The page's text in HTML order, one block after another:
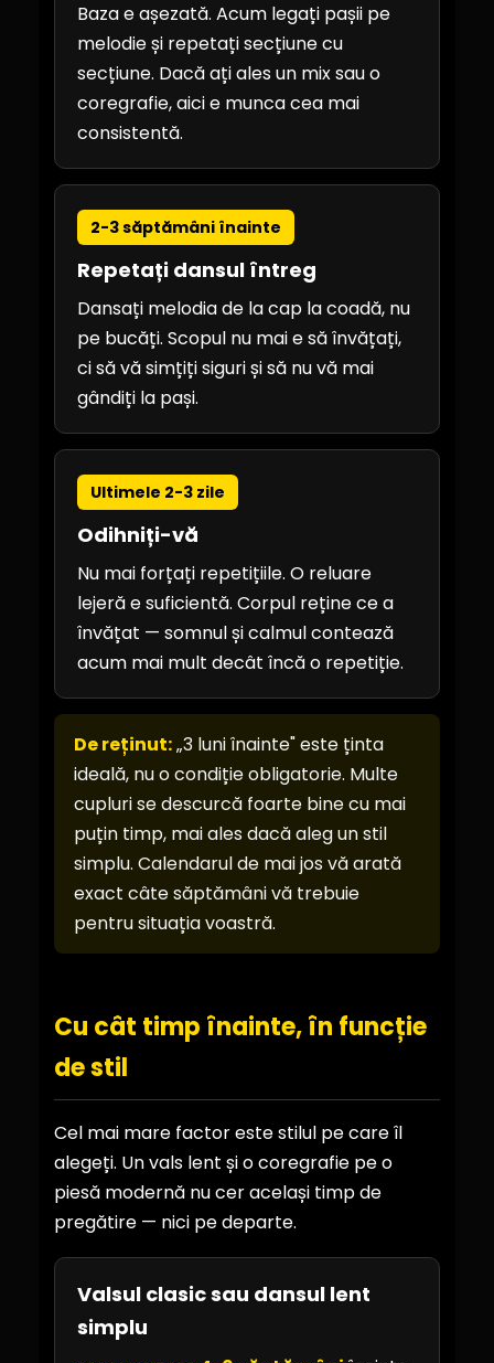
Baza e așezată. Acum legați pașii pe
melodie și repetați secțiune cu
secțiune. Dacă ați ales un mix sau o
coregrafie, aici e munca cea mai
consistentă.
2-3 săptămâni înainte
Repetați dansul întreg
Dansați melodia de la cap la coadă, nu
pe bucăți. Scopul nu mai e să învățați,
ci să vă simțiți siguri și să nu vă mai
gândiți la pași.
Ultimele 2-3 zile
Odihniți-vă
Nu mai forțați repetițiile. O reluare
lejeră e suficientă. Corpul reține ce a
învățat — somnul și calmul contează
acum mai mult decât încă o repetiție.
De reținut:„3 luni înainte" este ținta
ideală, nu o condiție obligatorie. Multe
cupluri se descurcă foarte bine cu mai
puțin timp, mai ales dacă aleg un stil
simplu. Calendarul de mai jos vă arată
exact câte săptămâni vă trebuie
pentru situația voastră.
Cu cât timp înainte, în funcție
de stil
Cel mai mare factor este stilul pe care îl
alegeți. Un vals lent și o coregrafie pe o
piesă modernă nu cer același timp de
pregătire — nici pe departe.
Valsul clasic sau dansul lent
simplu